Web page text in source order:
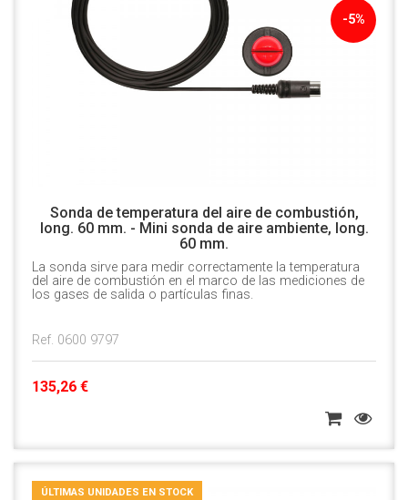
-5%
Sonda de temperatura del aire de combustión,
long. 60 mm. - Mini sonda de aire ambiente, long.
60 mm.
La sonda sirve para medir correctamente la temperatura
del aire de combustión en el marco de las mediciones de
los gases de salida o partículas finas.
Ref. 0600 9797
135,26 €
ÚLTIMAS UNIDADES EN STOCK